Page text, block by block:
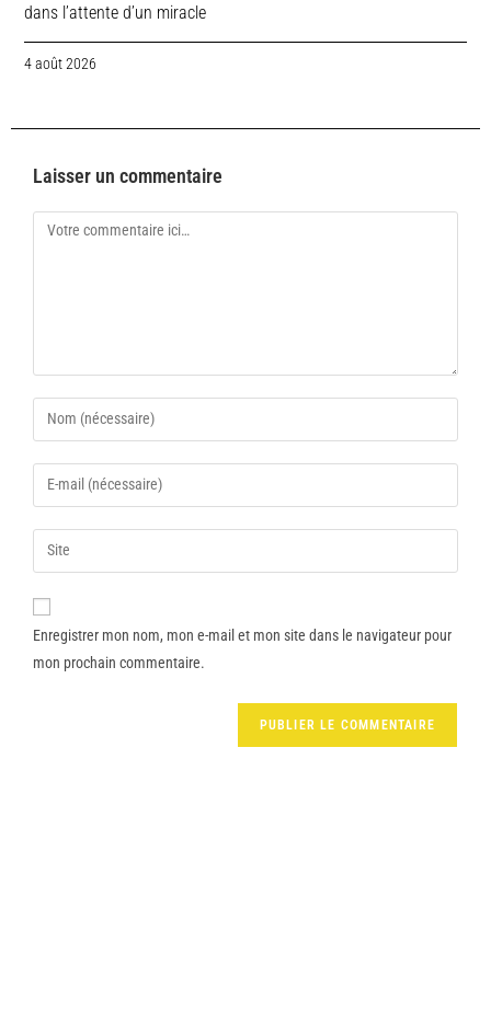
dans l’attente d’un miracle
4 août 2026
Laisser un commentaire
Enregistrer mon nom, mon e-mail et mon site dans le navigateur pour
mon prochain commentaire.